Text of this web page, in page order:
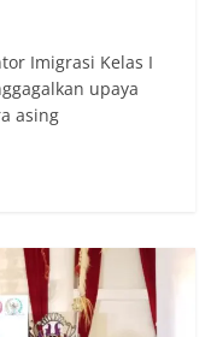
Imigrasi Kelas I
upaya
asing